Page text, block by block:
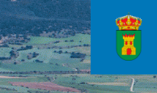
Pasar
al
contenido
principal